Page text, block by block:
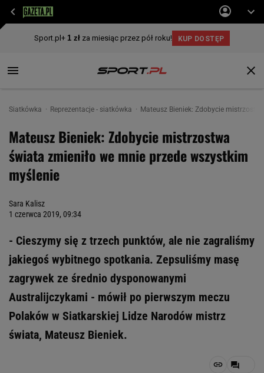
Siatkówka Reprezentacje - siatkówka Mateusz Bieniek: Zdobycie
Mateusz Bieniek: Zdobycie mistrzostwa
świata zmieniło we mnie przede wszystkim
myślenie
Sara Kalisz
1 czerwca 2019, 09:34
- Cieszymy się z trzech punktów, ale nie zagraliśmy
jakiegoś wybitnego spotkania. Zepsuliśmy masę
zagrywek ze średnio dysponowanymi
Australijczykami - mówił po pierwszym meczu
Polaków w Siatkarskiej Lidze Narodów mistrz
świata, Mateusz Bieniek.